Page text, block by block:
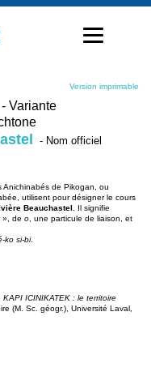
Version imprimable
- Variante
- Nom officiel
Anichinabés de Pikogan, ou
utilisent pour désigner le cours
Beauchastel . Il signifie
», de o , une particule de liaison, et
ko si-bi.
KAPI ICINIKATEK : le territoire
(M. Sc. géogr.), Université Laval,